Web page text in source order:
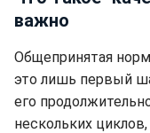
важно
Общепринятая
это лишь первый
его
нескольких